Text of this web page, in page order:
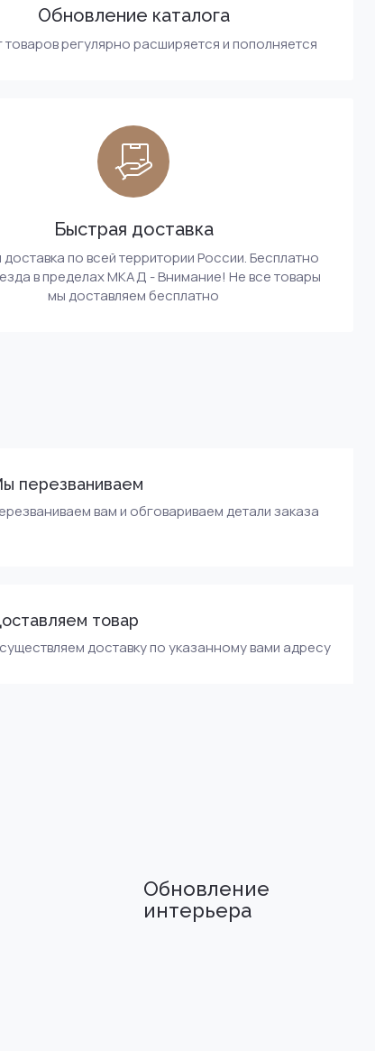
Обновление каталога
товаров регулярно расширяется и пополняется
Быстрая доставка
по всей территории России. Бесплатно
в пределах МКАД - Внимание! Не все товары
мы доставляем бесплатно
перезваниваем
вам и обговариваем детали заказа
товар
доставку по указанному вами адресу
Обновление
интерьера